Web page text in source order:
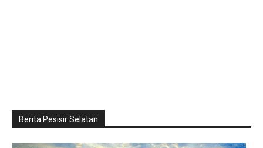
Berita Pesisir Selatan